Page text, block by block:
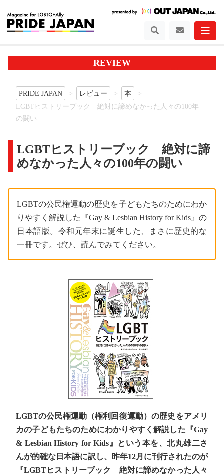
REVIEW
PRIDE JAPAN レビュー
本
LGBTヒストリーブック 絶対に諦めなかった人々の100年
の闘い
LGBTヒストリーブック 絶対に諦
めなかった人々の100年の闘い
LGBTの公民権運動の歴史を子どもたちのためにわか
りやすく解説した『Gay & Lesbian History for Kids』の
日本語版。令和元年末に誕生した、まさに歴史的な
一冊です。ぜひ、読んでみてください。
LGBTの公民権運動（権利回復運動）の歴史をアメリ
カの子どもたちのためにわかりやすく解説した『Gay
& Lesbian History for Kids』という本を、北丸雄二さ
んが的確な日本語に訳し、昨年12月に刊行されたのが
『LGBTヒストリーブック 絶対に諦めなかった人々